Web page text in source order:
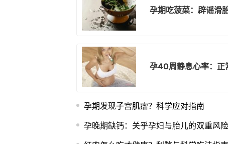
孕期吃菠菜：辟谣滑
孕40周静息心率：正
孕期发现子宫肌瘤？科学应对指南
孕晚期缺钙：关乎孕妇与胎儿的双重风险